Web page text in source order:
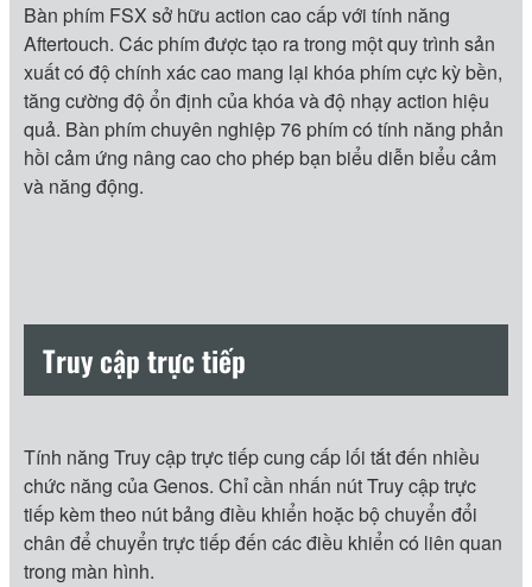
Bàn phím FSX sở hữu action cao cấp với tính năng
Aftertouch. Các phím được tạo ra trong một quy trình sản
xuất có độ chính xác cao mang lại khóa phím cực kỳ bền,
tăng cường độ ổn định của khóa và độ nhạy action hiệu
quả. Bàn phím chuyên nghiệp 76 phím có tính năng phản
hồi cảm ứng nâng cao cho phép bạn biểu diễn biểu cảm
và năng động.
Truy cập trực tiếp
Tính năng Truy cập trực tiếp cung cấp lối tắt đến nhiều
chức năng của Genos. Chỉ cần nhấn nút Truy cập trực
tiếp kèm theo nút bảng điều khiển hoặc bộ chuyển đổi
chân để chuyển trực tiếp đến các điều khiển có liên quan
trong màn hình.